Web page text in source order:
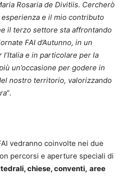
Rosaria de Divitiis. Cercherò
e il mio contributo
il terzo settore sta affrontando
FAI d’Autunno, in un
e in particolare per la
un’occasione per godere in
nostro territorio, valorizzando
”.
vedranno coinvolte nei due
percorsi e aperture speciali di
chiese, conventi, aree